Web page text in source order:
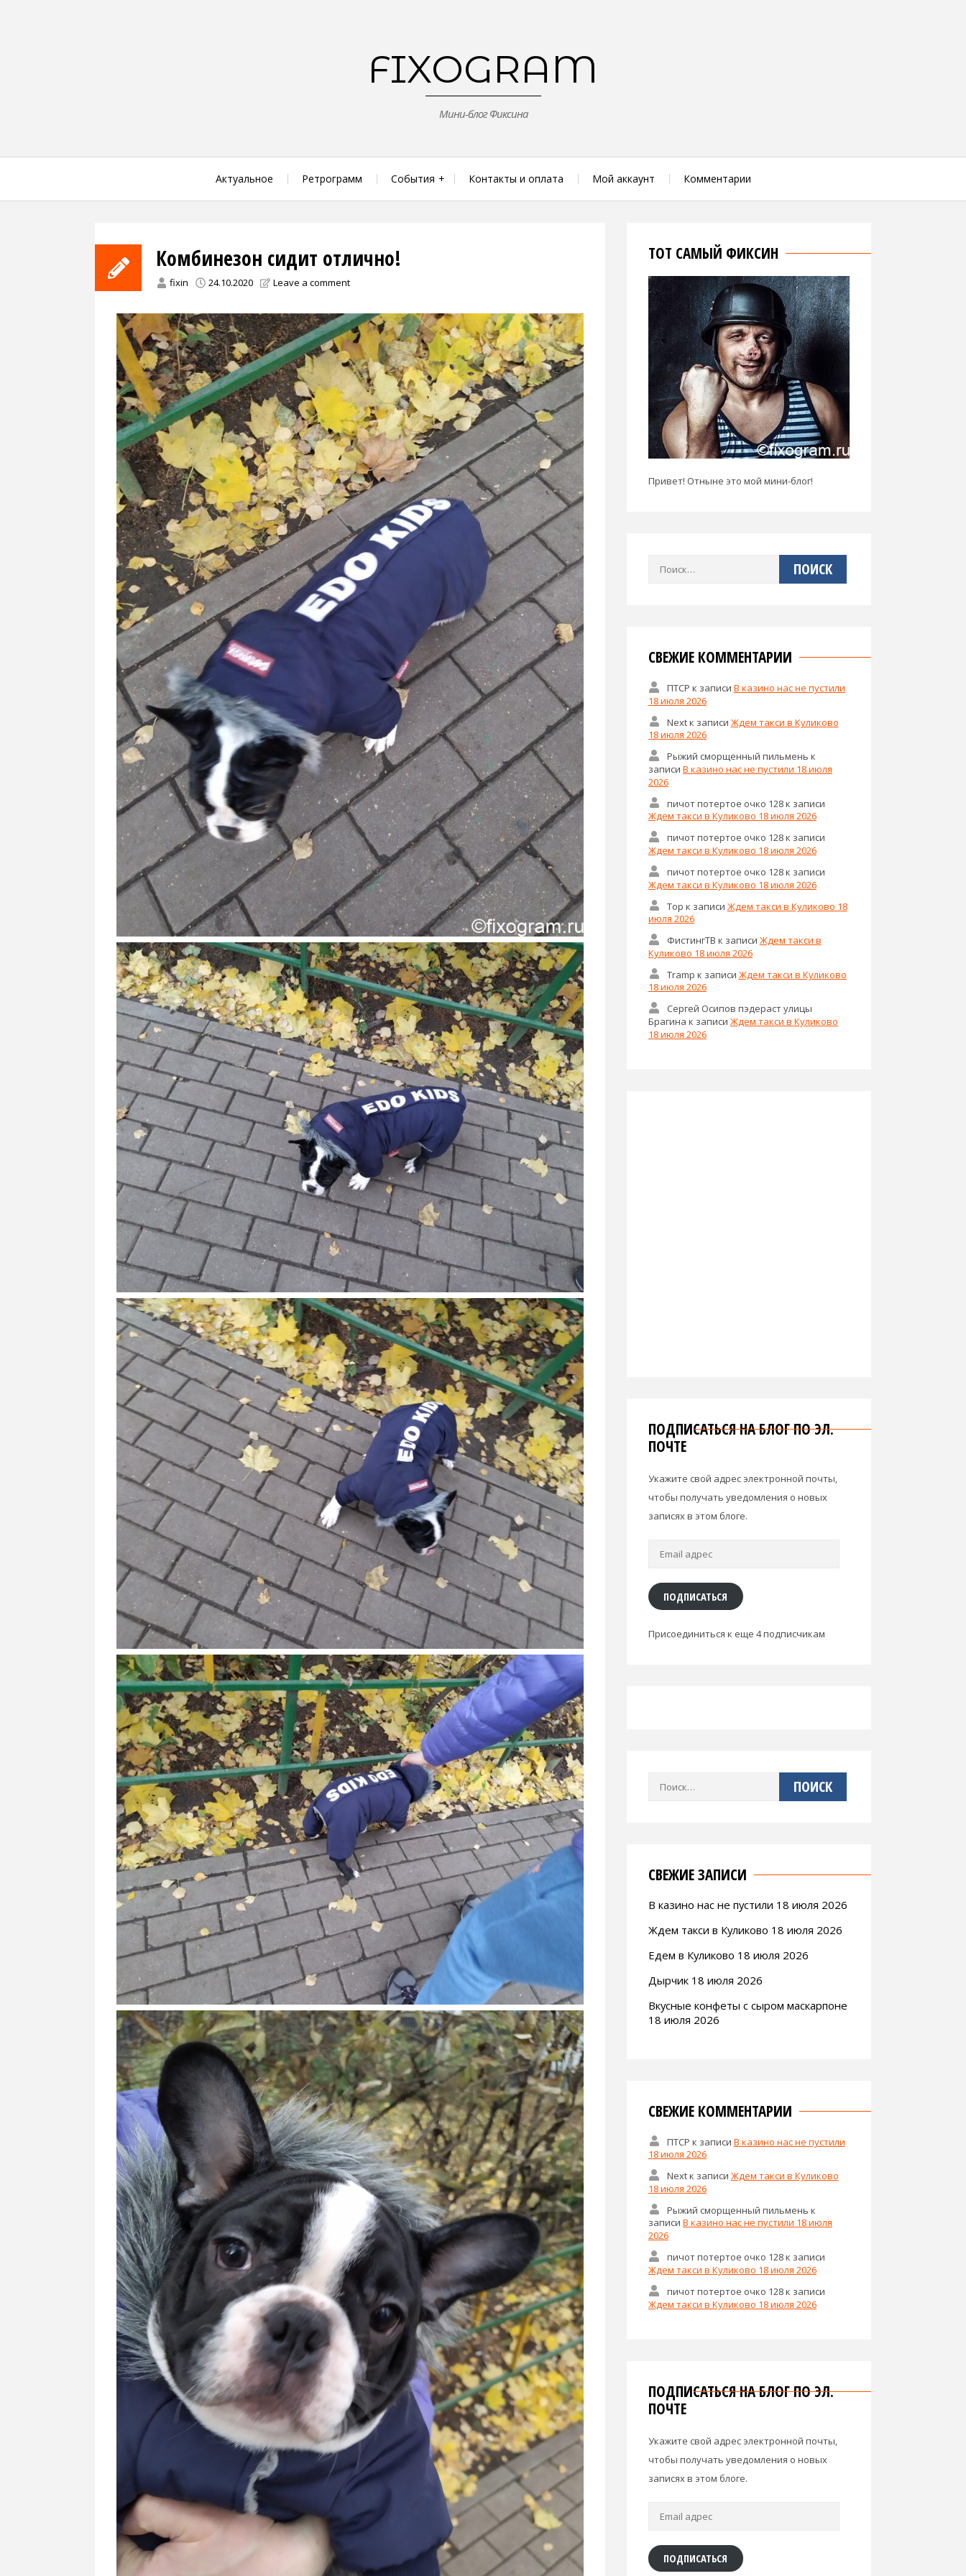
FIXOGRAM
Мини-блог Фиксина
Актуальное Ретрограмм События Контакты и оплата Мой аккаунт Комментарии
Комбинезон сидит отлично!
fixin 24.10.2020 Leave a comment
ТОТ САМЫЙ ФИКСИН
Привет! Отныне это мой мини-блог!
Найти:
СВЕЖИЕ КОММЕНТАРИИ
ПТСР к записи В казино нас не пустили
18 июля 2026
Nextк записи Ждем такси в Куликово
18 июля 2026
Рыжий сморщенный пильмень к
записи В казино нас не пустили 18 июля
2026
пичот потертое очко 128к записи
Ждем такси в Куликово 18 июля 2026
пичот потертое очко 128к записи
Ждем такси в Куликово 18 июля 2026
пичот потертое очко 128к записи
Ждем такси в Куликово 18 июля 2026
Тор к записи Ждем такси в Куликово 18
июля 2026
ФистингТВ к записи Ждем такси в
Куликово 18 июля 2026
Tramp к записи Ждем такси в Куликово
18 июля 2026
Сергей Осипов пэдераст улицы
Брагина к записи Ждем такси в Куликово
18 июля 2026
ПОДПИСАТЬСЯ НА БЛОГ ПО ЭЛ.
ПОЧТЕ
Укажите свой адрес электронной почты,
чтобы получать уведомления о новых
записях в этом блоге.
Email
ПОДПИСАТЬСЯ
Присоединиться к еще 4 подписчикам
СВЕЖИЕ ЗАПИСИ
В казино нас не пустили 18 июля 2026
Ждем такси в Куликово 18 июля 2026
Едем в Куликово 18 июля 2026
Дырчик 18 июля 2026
Вкусные конфеты с сыром маскарпоне
18 июля 2026
СВЕЖИЕ КОММЕНТАРИИ
ПТСР к записи В казино нас не пустили
18 июля 2026
Nextк записи Ждем такси в Куликово
18 июля 2026
Рыжий сморщенный пильмень к
записи В казино нас не пустили 18 июля
2026
пичот потертое очко 128к записи
Ждем такси в Куликово 18 июля 2026
пичот потертое очко 128к записи
Ждем такси в Куликово 18 июля 2026
ПОДПИСАТЬСЯ НА БЛОГ ПО ЭЛ.
ПОЧТЕ
Укажите свой адрес электронной почты,
чтобы получать уведомления о новых
записях в этом блоге.
ПОДПИСАТЬСЯ